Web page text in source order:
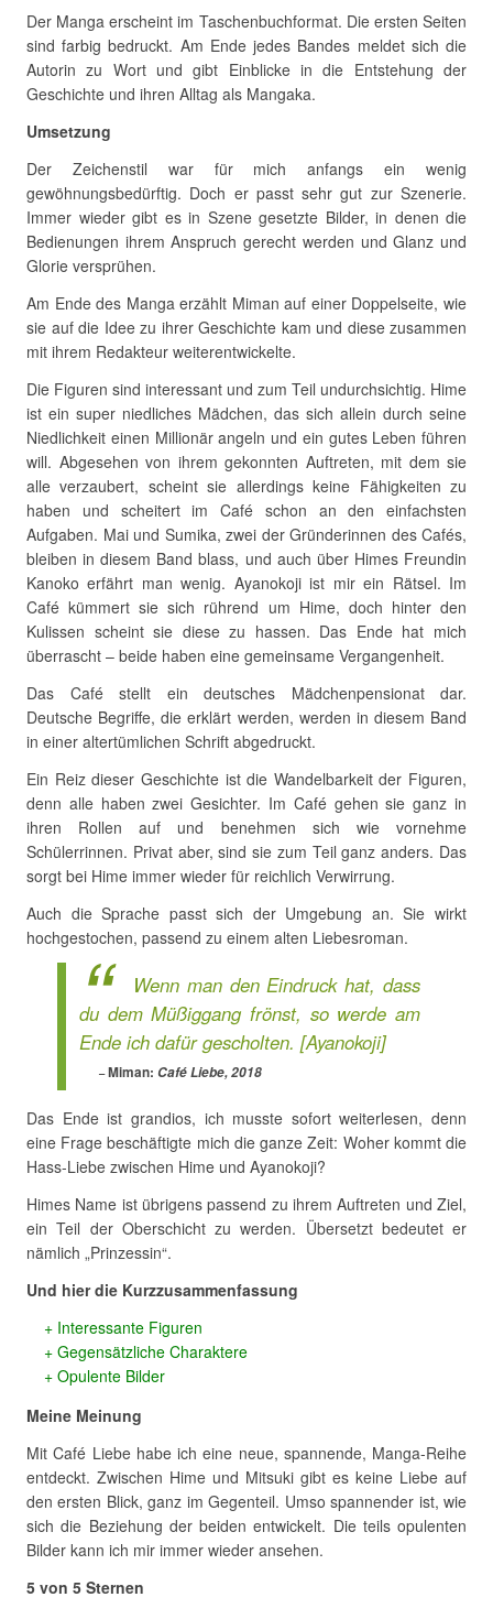
Der Manga erscheint im Taschenbuchformat. Die ersten Seiten
sind farbig bedruckt. Am Ende jedes Bandes meldet sich die
Autorin zu Wort und gibt Einblicke in die Entstehung der
Geschichte und ihren Alltag als Mangaka.
Umsetzung
Der Zeichenstil war für mich anfangs ein wenig
gewöhnungsbedürftig. Doch er passt sehr gut zur Szenerie.
Immer wieder gibt es in Szene gesetzte Bilder, in denen die
Bedienungen ihrem Anspruch gerecht werden und Glanz und
Glorie versprühen.
Am Ende des Manga erzählt Miman auf einer Doppelseite, wie
sie auf die Idee zu ihrer Geschichte kam und diese zusammen
mit ihrem Redakteur weiterentwickelte.
Die Figuren sind interessant und zum Teil undurchsichtig. Hime
ist ein super niedliches Mädchen, das sich allein durch seine
Niedlichkeit einen Millionär angeln und ein gutes Leben führen
will. Abgesehen von ihrem gekonnten Auftreten, mit dem sie
alle verzaubert, scheint sie allerdings keine Fähigkeiten zu
haben und scheitert im Café schon an den einfachsten
Aufgaben. Mai und Sumika, zwei der Gründerinnen des Cafés,
bleiben in diesem Band blass, und auch über Himes Freundin
Kanoko erfährt man wenig. Ayanokoji ist mir ein Rätsel. Im
Café kümmert sie sich rührend um Hime, doch hinter den
Kulissen scheint sie diese zu hassen. Das Ende hat mich
überrascht – beide haben eine gemeinsame Vergangenheit.
Das Café stellt ein deutsches Mädchenpensionat dar.
Deutsche Begriffe, die erklärt werden, werden in diesem Band
in einer altertümlichen Schrift abgedruckt.
Ein Reiz dieser Geschichte ist die Wandelbarkeit der Figuren,
denn alle haben zwei Gesichter. Im Café gehen sie ganz in
ihren Rollen auf und benehmen sich wie vornehme
Schülerrinnen. Privat aber, sind sie zum Teil ganz anders. Das
sorgt bei Hime immer wieder für reichlich Verwirrung.
Auch die Sprache passt sich der Umgebung an. Sie wirkt
hochgestochen, passend zu einem alten Liebesroman.
Wenn man den Eindruck hat, dass
du dem Müßiggang frönst, so werde am
Ende ich dafür gescholten. [Ayanokoji]
Miman: Café Liebe, 2018
Das Ende ist grandios, ich musste sofort weiterlesen, denn
eine Frage beschäftigte mich die ganze Zeit: Woher kommt die
Hass-Liebe zwischen Hime und Ayanokoji?
Himes Name ist übrigens passend zu ihrem Auftreten und Ziel,
ein Teil der Oberschicht zu werden. Übersetzt bedeutet er
nämlich „Prinzessin“.
Und hier die Kurzzusammenfassung
Interessante Figuren
Gegensätzliche Charaktere
Opulente Bilder
Meine Meinung
Mit Café Liebe habe ich eine neue, spannende, Manga-Reihe
entdeckt. Zwischen Hime und Mitsuki gibt es keine Liebe auf
den ersten Blick, ganz im Gegenteil. Umso spannender ist, wie
sich die Beziehung der beiden entwickelt. Die teils opulenten
Bilder kann ich mir immer wieder ansehen.
5 von 5 Sternen